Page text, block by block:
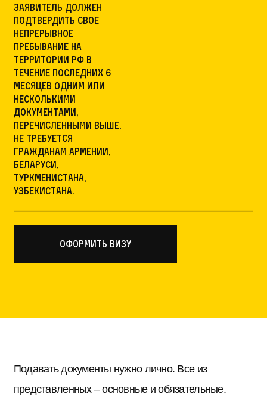
Заявитель должен
подтвердить свое
непрерывное
пребывание на
территории РФ в
течение последних 6
месяцев одним или
несколькими
документами,
перечисленными выше.
Не требуется
гражданам Армении,
Беларуси,
Туркменистана,
Узбекистана.
оформить визу
Подавать документы нужно лично. Все из
представленных – основные и обязательные.